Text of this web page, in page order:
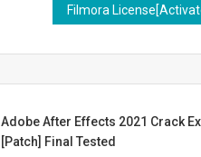
Adobe After Effects 2021 Crack
[Patch] Final Tested